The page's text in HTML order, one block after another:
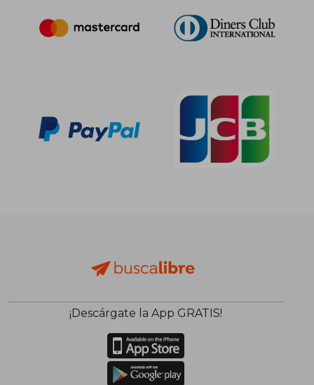
dcto.
¡Descárgate la App GRATIS!